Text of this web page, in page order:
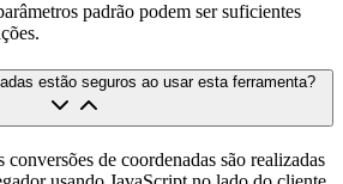
padrão podem ser suficientes
estão seguros ao usar esta ferramenta?
de coordenadas são realizadas